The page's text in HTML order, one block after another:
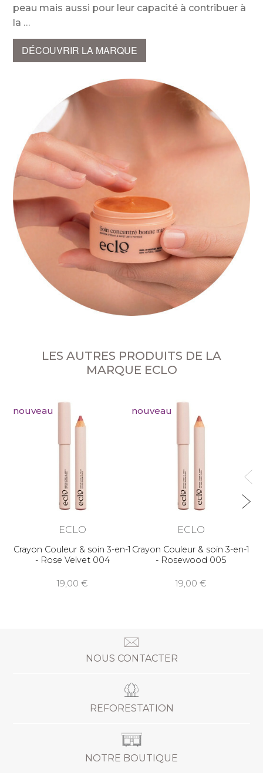
peau mais aussi pour leur capacité à contribuer à
la
DÉCOUVRIR LA MARQUE
LES AUTRES PRODUITS DE LA
MARQUE ECLO
nouveau
ECLO
Crayon Couleur & soin 3-en-1
- Rose Velvet 004
19,00
nouveau
ECLO
Crayon Couleur & soin 3-en-1
- Rosewood 005
19,00
NOUS CONTACTER
REFORESTATION
NOTRE BOUTIQUE